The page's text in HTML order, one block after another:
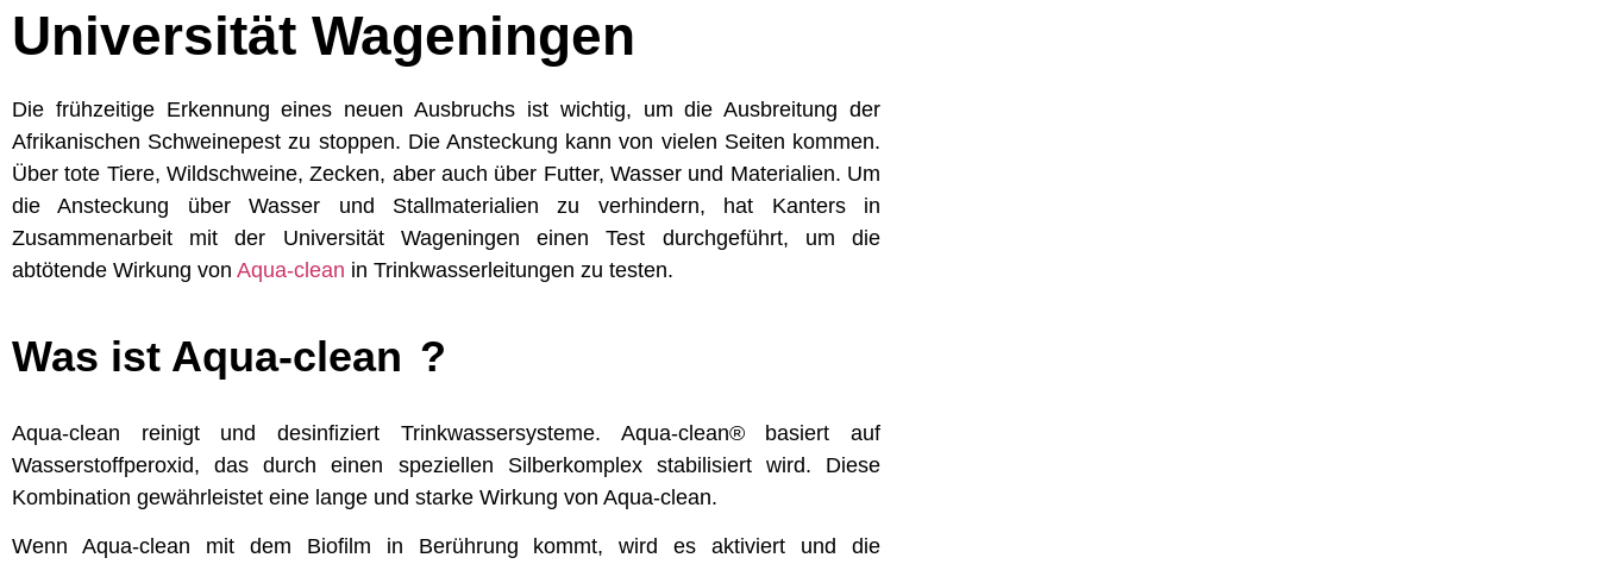
Universität Wageningen
Die frühzeitige Erkennung eines neuen Ausbruchs ist wichtig, um die Ausbreitung der
Afrikanischen Schweinepest zu stoppen. Die Ansteckung kann von vielen Seiten kommen.
Über tote Tiere, Wildschweine, Zecken, aber auch über Futter, Wasser und Materialien. Um
die Ansteckung über Wasser und Stallmaterialien zu verhindern, hat Kanters in
Zusammenarbeit mit der Universität Wageningen einen Test durchgeführt, um die
abtötende Wirkung von Aqua-clean in Trinkwasserleitungen zu testen.
Was ist Aqua-clean ?
Aqua-clean reinigt und desinfiziert Trinkwassersysteme. Aqua-clean® basiert auf
Wasserstoffperoxid, das durch einen speziellen Silberkomplex stabilisiert wird. Diese
Kombination gewährleistet eine lange und starke Wirkung von Aqua-clean.
Wenn Aqua-clean mit dem Biofilm in Berührung kommt, wird es aktiviert und die